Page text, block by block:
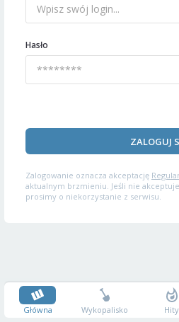
Hasło
ZALOGUJ
Zalogowanie oznacza akceptację
aktualnym brzmieniu. Jeśli nie
prosimy o niekorzystanie z serwisu.
Główna Wykopalisko Hity